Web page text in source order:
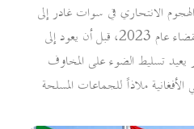
الانتحاري في سوات غادر إلى
أفغانستان عقب تبرئته من قبل القضاء عام 2023، قبل أن يعود إلى
يعيد تسليط الضوء على المخاوف
ملاذاً للجماعات المسلحة